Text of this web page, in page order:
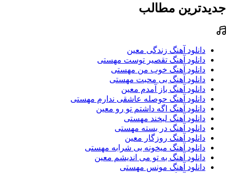
جدیدترین مطالب
دانلود آهنگ زندگی معین
دانلود آهنگ تقصیر توست مهستی
دانلود آهنگ خوب من مهستی
دانلود آهنگ بی محبت مهستی
دانلود آهنگ باز آمدم معین
دانلود آهنگ حوصله عاشقی ندارم مهستی
دانلود آهنگ اگه داشتم تو رو معین
دانلود آهنگ لبخند مهستی
دانلود آهنگ در بسته مهستی
دانلود آهنگ روزگار معین
دانلود آهنگ میخونه بی شرابه مهستی
دانلود آهنگ به تو می اندیشم معین
دانلود آهنگ مونس مهستی